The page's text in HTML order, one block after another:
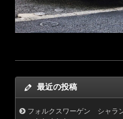
最近の投稿
フォルクスワーゲン シャ